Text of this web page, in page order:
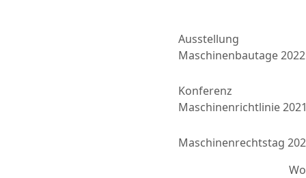
Ausstellung
Maschinenbautage 2022
Konferenz
Maschinenrichtlinie
Maschinenrechtstag